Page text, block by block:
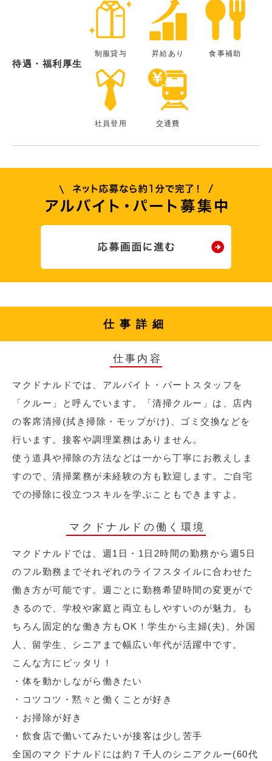
待遇・福利厚生
制服貸与 昇給あり 食事補助
社員登用 交通費
仕事詳細
仕事内容
マクドナルドでは、アルバイト・パートスタッフを
「クルー」と呼んでいます。「清掃クルー」は、店内
の客席清掃(拭き掃除・モップがけ)、ゴミ交換などを
行います。接客や調理業務はありません。
使う道具や掃除の方法などは一から丁寧にお教えしま
すので、清掃業務が未経験の方も歓迎します。ご自宅
での掃除に役立つスキルを学ぶこともできますよ。
マクドナルドの働く環境
マクドナルドでは、週1日・1日2時間の勤務から週5日
のフル勤務までそれぞれのライフスタイルに合わせた
働き方が可能です。週ごとに勤務希望時間の変更がで
きるので、学校や家庭と両立もしやすいのが魅力。も
ちろん固定的な働き方もOK！学生から主婦(夫)、外国
人、留学生、シニアまで幅広い年代が活躍中です。
こんな方にピッタリ！
・体を動かしながら働きたい
・コツコツ・黙々と働くことが好き
・お掃除が好き
・飲食店で働いてみたいが接客は少し苦手
全国のマクドナルドには約７千人のシニアクルー(60代